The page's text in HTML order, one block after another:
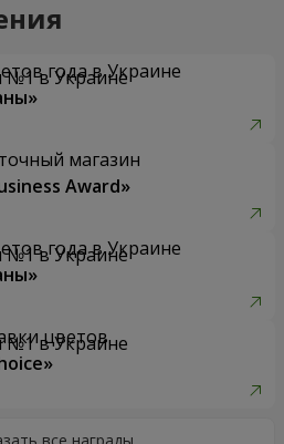
года в Украине
магазин
Award»
года в Украине
цветов